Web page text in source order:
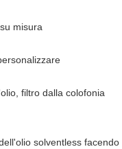
misura
filtro dalla colofonia
solventless